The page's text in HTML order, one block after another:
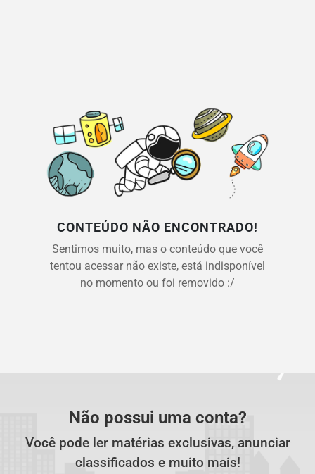
CONTEÚDO NÃO ENCONTRADO!
Sentimos muito, mas o conteúdo que você
tentou acessar não existe, está indisponível
no momento ou foi removido :/
Não possui uma conta?
Você pode ler matérias exclusivas, anunciar
classificados e muito mais!